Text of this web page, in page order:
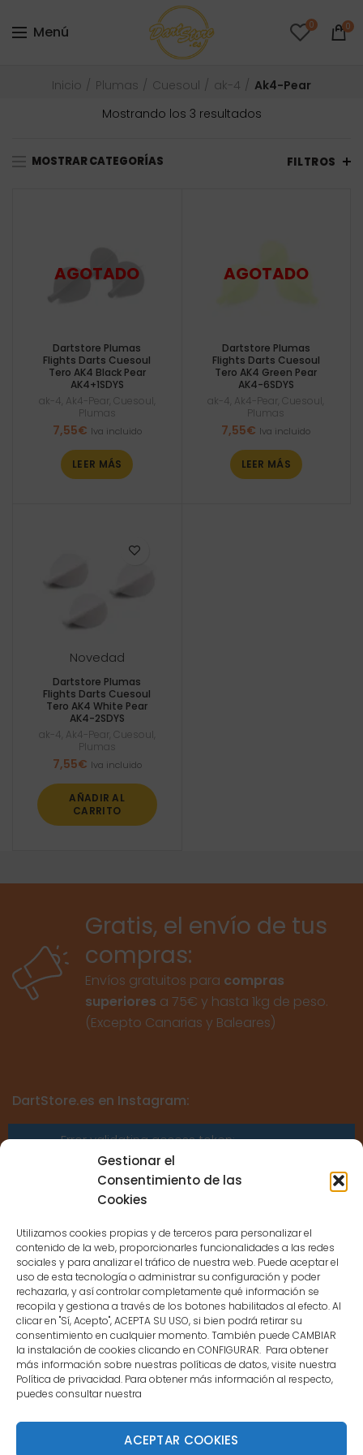
Gestionar el
Consentimiento de las
Cookies
Utilizamos cookies propias y de terceros para personalizar el
contenido de la web, proporcionarles funcionalidades a las redes
sociales y para analizar el tráfico de nuestra web. Puede aceptar el
uso de esta tecnología o administrar su configuración y poder
rechazarla, y así controlar completamente qué información se
recopila y gestiona a través de los botones habilitados al efecto. Al
clicar en "Sí, Acepto", ACEPTA SU USO, si bien podrá retirar su
consentimiento en cualquier momento. También puede CAMBIAR
la instalación de cookies clicando en CONFIGURAR. Para obtener
más información sobre nuestras políticas de datos, visite nuestra
Política de privacidad. Para obtener más información al respecto,
puedes consultar nuestra
ACEPTAR COOKIES
Menú 0 0
Inicio Plumas Cuesoul ak-4
Ak4-Pear
Mostrando los 3 resultadosOrdenado
MOSTRAR CATEGORÍAS FILTROS
Dartstore Plumas
Flights Darts Cuesoul
Tero AK4 Black Pear
AK4+1SDYS
ak-4
Ak4-Pear Cuesoul
Plumas
7,55€ Iva incluido
LEER MÁS
Dartstore Plumas
Flights Darts Cuesoul
Tero AK4 Green Pear
AK4-6SDYS
ak-4
Ak4-Pear ,Cuesoul
Plumas
7,55€ Iva incluido
LEER MÁS
Novedad
Dartstore Plumas
Flights Darts Cuesoul
Tero AK4 White Pear
AK4-2SDYS
ak-4
Ak4-Pear Cuesoul
Plumas
7,55€ Iva incluido
AÑADIR AL
CARRITO
Gratis, el envío de tus
compras:
Envíos gratuitos para compras
superiores a 75€ y hasta 1kg de peso.
(Excepto Canarias y Baleares)
DartStore.es en Instagram:
Error validating access token:
Sessions for the user are not allowed
because the user is not a confirmed
CONTACTO
MENÚ PRINCIPAL
MI CUENTA
DOCUMENTACIÓN